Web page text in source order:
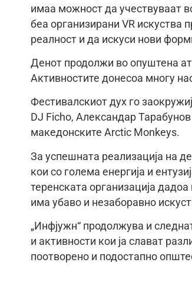
имаа можност да учествуваат
беа организирани VR искуства
реалност и да искуси нови
Денот продолжи во опуштена
Активностите донесоа многу
Фестивалскиот дух го
DJ Ficho, Александар
македонските Arctic Monkeys.
За успешната реализација на
кои со голема енергија и
теренската организација
има убаво и незаборавно
„Инфјужн“ продолжува и
и активности кои ја слават
поотворено и подостапно